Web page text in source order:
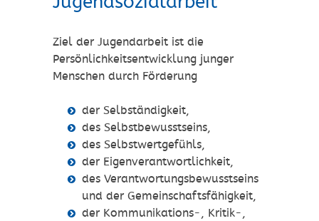
Ziel der Jugendarbeit ist die
Persönlichkeitsentwicklung junger
Menschen durch Förderung
der Selbständigkeit,
des Selbstbewusstseins,
des Selbstwertgefühls,
der Eigenverantwortlichkeit,
des Verantwortungsbewusstseins
und der Gemeinschaftsfähigkeit,
der Kommunikations-, Kritik-,